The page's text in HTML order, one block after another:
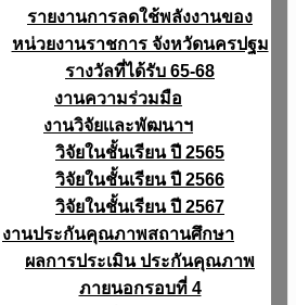
รายงานการลดใช้พลังงานของ
หน่วยงานราชการ จังหวัดนครปฐม
รางวัลที่ได้รับ 65-68
งานความร่วมมือ
งานวิจัยเเละพัฒนาฯ
วิจัยในชั้นเรียน ปี 2565
วิจัยในชั้นเรียน ปี 2566
วิจัยในชั้นเรียน ปี 2567
งานประกันคุณภาพสถานศึกษา
ผลการประเมิน ประกันคุณภาพ
ภายนอกรอบที่ 4